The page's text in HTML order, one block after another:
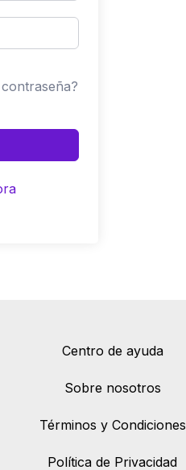
Centro de ayuda
Sobre nosotros
Términos y Condiciones
Política de Privacidad